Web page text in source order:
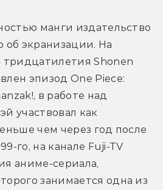
манги издательство
об экранизации. На
тридцатилетия Shonen
эпизод One Piece:
в работе над
участвовал как
чем через год после
го, на канале Fuji-TV
аниме-сериала,
занимается одна из